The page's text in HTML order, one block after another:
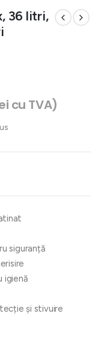
36 litri,
cu TVA)
siguranță
igienă
și stivuire